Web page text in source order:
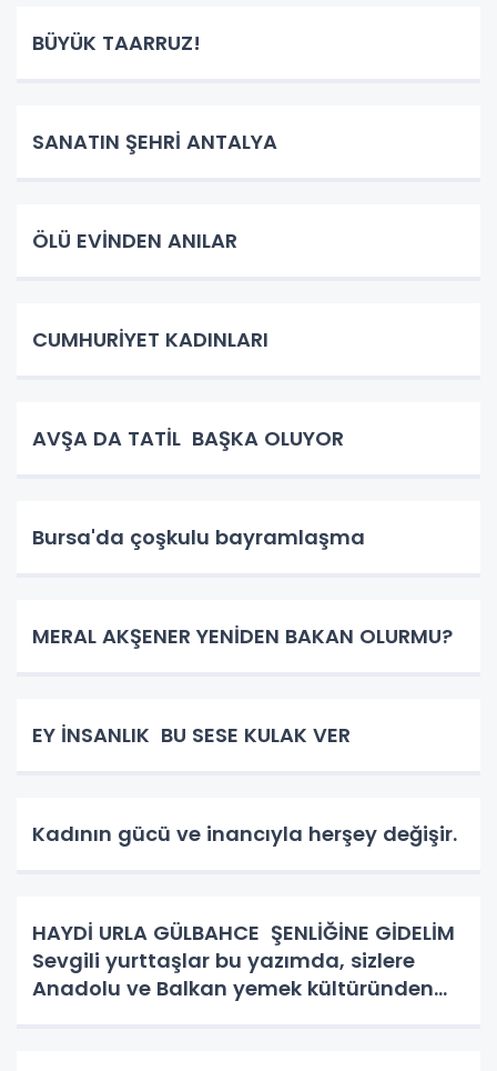
BÜYÜK TAARRUZ!
SANATIN ŞEHRİ ANTALYA
ÖLÜ EVİNDEN ANILAR
CUMHURİYET KADINLARI
AVŞA DA TATİL BAŞKA OLUYOR
Bursa'da çoşkulu bayramlaşma
MERAL AKŞENER YENİDEN BAKAN OLURMU?
EY İNSANLIK BU SESE KULAK VER
Kadının gücü ve inancıyla herşey değişir.
HAYDİ URLA GÜLBAHCE ŞENLİĞİNE GİDELİM
Sevgili yurttaşlar bu yazımda, sizlere
Anadolu ve Balkan yemek kültüründen